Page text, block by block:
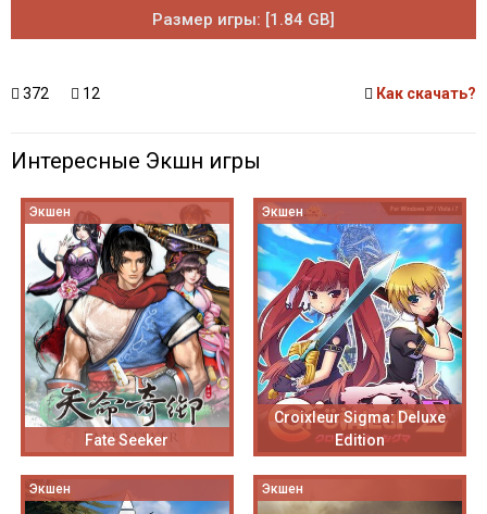
Размер игры: [1.84 GB]
372 12 Как скачать?
Интересные Экшн игры
Экшен
Fate Seeker
Экшен
Croixleur Sigma: Deluxe
Edition
Экшен Экшен